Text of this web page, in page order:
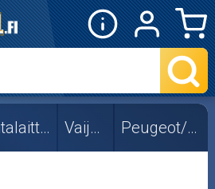
Hallintalaitteet Vaijerit Peugeot/MH